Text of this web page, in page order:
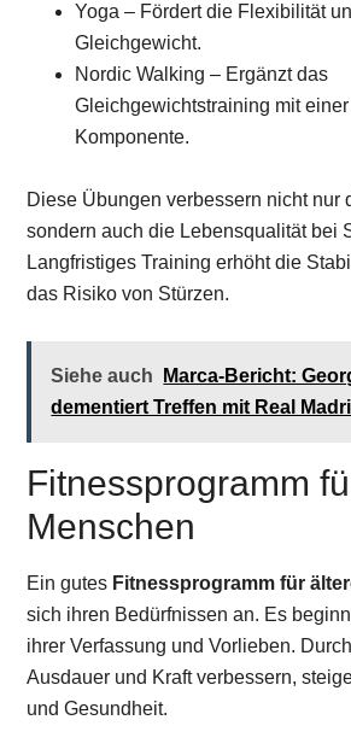
Yoga – Fördert die Flexibilität
Gleichgewicht.
Nordic Walking – Ergänzt das
Gleichgewichtstraining mit
Komponente.
Diese Übungen verbessern nicht nur
sondern auch die Lebensqualität bei
Langfristiges Training erhöht die
das Risiko von Stürzen.
Siehe auch
Marca-Bericht:
dementiert Treffen mit Real
Fitnessprogramm
Menschen
Ein gutes Fitnessprogramm für
sich ihren Bedürfnissen an. Es
ihrer Verfassung und Vorlieben.
Ausdauer und Kraft verbessern,
und Gesundheit.